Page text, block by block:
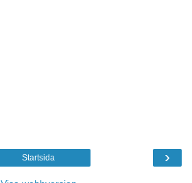
›
Startsida